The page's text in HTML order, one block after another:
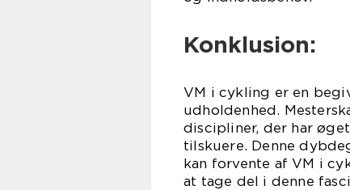
Konklusion:
VM i cykling er en
udholdenhed.
discipliner, der har
tilskuere. Denne
kan forvente af VM i
at tage del i denne